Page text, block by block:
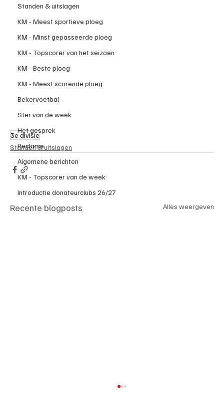
Standen & uitslagen
KM - Meest sportieve ploeg
KM - Minst gepasseerde ploeg
KM - Topscorer van het seizoen
KM - Beste ploeg
KM - Meest scorende ploeg
Bekervoetbal
Ster van de week
Het gesprek
Reclame
Algemene berichten
KM - Topscorer van de week
Introductie donateurclubs 26/27
3e divisie
Standen & uitslagen
Recente blogposts Alles weergeven